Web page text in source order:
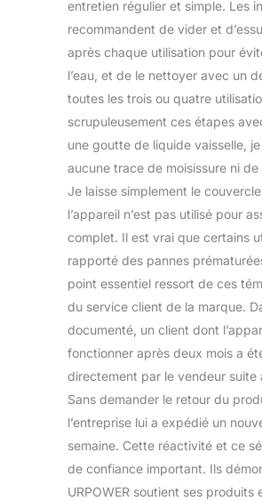
entretien régulier et simple. Les
recommandent de vider et
après chaque utilisation pour
l’eau, et de le nettoyer avec un
toutes les trois ou quatre
scrupuleusement ces étapes
une goutte de liquide vaisselle, je
aucune trace de moisissure ni
Je laisse simplement le
l’appareil n’est pas utilisé pour
complet. Il est vrai que certains
rapporté des pannes
point essentiel ressort de ces
du service client de la marque.
documenté, un client dont
fonctionner après deux mois a
directement par le vendeur suite
Sans demander le retour du
l’entreprise lui a expédié un
semaine. Cette réactivité et ce
de confiance important. Ils
URPOWER soutient ses produits